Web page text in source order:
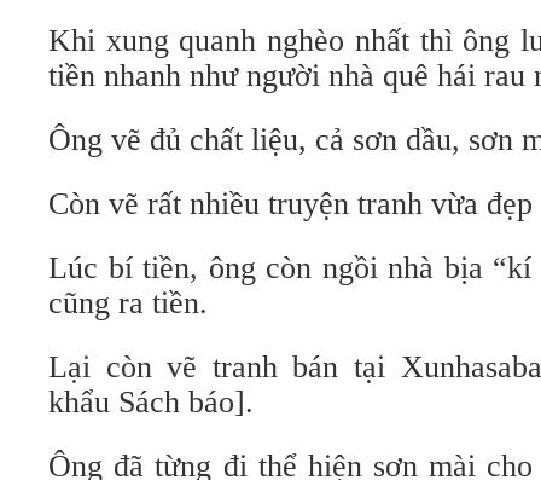
Khi xung quanh nghèo nhất thì ông
tiền nhanh như người nhà quê hái rau
Ông vẽ đủ chất liệu, cả sơn dầu, sơn
Còn vẽ rất nhiều truyện tranh vừa
Lúc bí tiền, ông còn ngồi nhà bịa
cũng ra tiền.
Lại còn vẽ tranh bán tại
khẩu Sách báo].
Ông đã từng đi thể hiện sơn mài